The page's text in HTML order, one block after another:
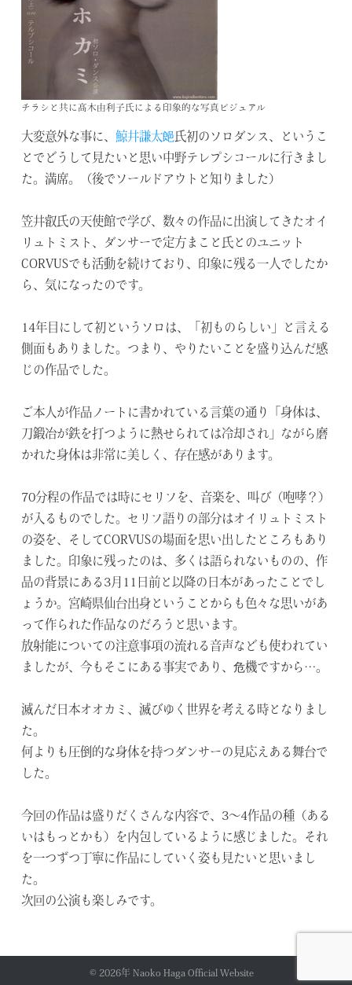
チラシと共に髙木由利子氏による印象的な写真ビジュアル
大変意外な事に、鯨井謙太郒氏初のソロダンス、というこ
とでどうして見たいと思い中野テレプシコールに行きまし
た。満席。（後でソールドアウトと知りました）
笠井叡氏の天使館で学び、数々の作品に出演してきたオイ
リュトミスト、ダンサーで定方まこと氏とのユニット
CORVUSでも活動を続けており、印象に残る一人でしたか
ら、気になったのです。
14年目にして初というソロは、「初ものらしい」と言える
側面もありました。つまり、やりたいことを盛り込んだ感
じの作品でした。
ご本人が作品ノートに書かれている言葉の通り「身体は、
刀鍛冶が鉄を打つように熱せられては冷却され」ながら磨
かれた身体は非常に美しく、存在感があります。
70分程の作品では時にセリフを、音楽を、叫び（咆哮？）
が入るものでした。セリフ語りの部分はオイリュトミスト
の姿を、そしてCORVUSの場面を思い出したところもあり
ました。印象に残ったのは、多くは語られないものの、作
品の背景にある3月11日前と以降の日本があったことでし
ょうか。宮崎県仙台出身ということからも色々な思いがあ
って作られた作品なのだろうと思います。
放射能についての注意事項の流れる音声なども使われてい
ましたが、今もそこにある事実であり、危機ですから…。
滅んだ日本オオカミ、滅びゆく世界を考える時となりまし
た。
何よりも圧倒的な身体を持つダンサーの見応えある舞台で
した。
今回の作品は盛りだくさんな内容で、3～4作品の種（ある
いはもっとかも）を内包しているように感じました。それ
を一つずつ丁寧に作品にしていく姿も見たいと思いまし
た。
次回の公演も楽しみです。
© 2026年 Naoko Haga Official Website